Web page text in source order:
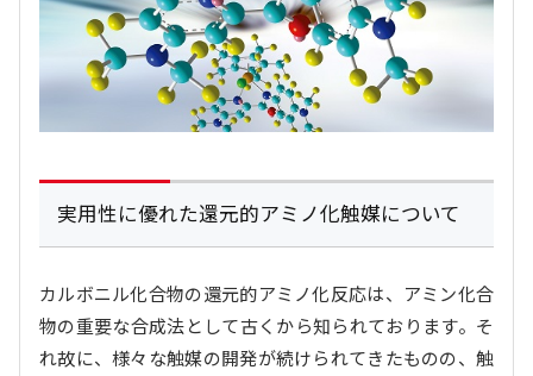
実用性に優れた還元的アミノ化触媒について
カルボニル化合物の還元的アミノ化反応は、アミン化合
物の重要な合成法として古くから知られております。そ
れ故に、様々な触媒の開発が続けられてきたものの、触